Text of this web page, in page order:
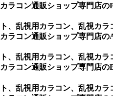
ラコン通販ショップ専門店の
、乱視用カラコン、乱視カ
ラコン通販ショップ専門店
、乱視用カラコン、乱視カ
ラコン通販ショップ専門店
、乱視用カラコン、乱視カ